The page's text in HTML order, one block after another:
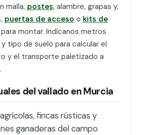
malla, postes, alambre, grapas y,
puertas de acceso o kits de
montar. Indícanos metros
tipo de suelo para calcular el
y el transporte paletizado a
del vallado en Murcia
fincas rústicas y
ganaderas del campo